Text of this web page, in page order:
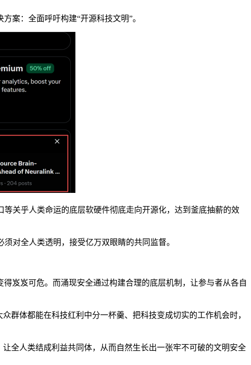
案：全面呼吁构建“开源科技文明”。
关乎人类命运的底层软硬件彻底走向开源化，达到釜底抽薪的效
对全人类透明，接受亿万双眼睛的共同监督。
岌岌可危。而涌现安全通过构建合理的底层机制，让参与者从各自
群体都能在科技红利中分一杯羹、把科技变成切实的工作机会时，
全人类结成利益共同体，从而自然生长出一张牢不可破的文明安全